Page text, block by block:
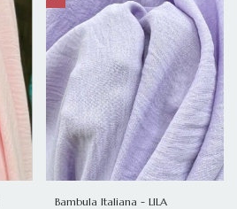
Bambula Italiana - LILA